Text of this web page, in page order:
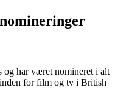
og har været nomineret i alt
for film og tv i British